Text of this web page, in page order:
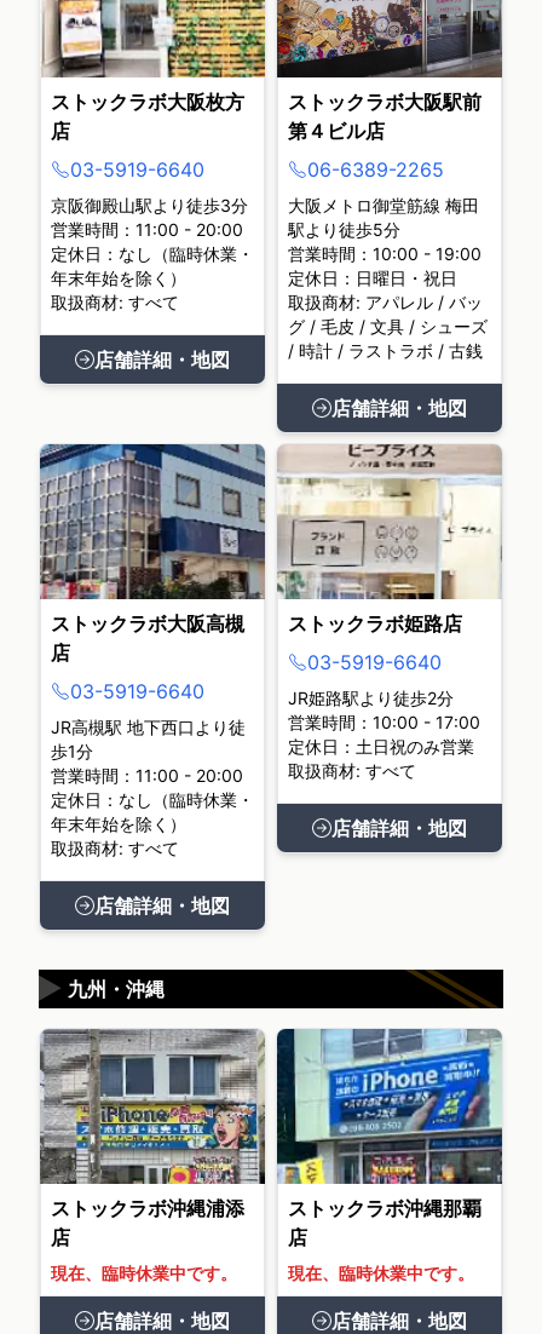
ストックラボ大阪枚方
店
03-5919-6640
京阪御殿山駅より徒歩3分
営業時間：11:00 - 20:00
定休日：なし（臨時休業・
年末年始を除く）
取扱商材: すべて
店舗詳細・地図
ストックラボ大阪駅前
第４ビル店
06-6389-2265
大阪メトロ御堂筋線 梅田
駅より徒歩5分
営業時間：10:00 - 19:00
定休日：日曜日・祝日
取扱商材: アパレル / バッ
グ / 毛皮 / 文具 / シューズ
/ 時計 / ラストラボ / 古銭
店舗詳細・地図
ストックラボ大阪高槻
店
03-5919-6640
JR高槻駅 地下西口より徒
歩1分
営業時間：11:00 - 20:00
定休日：なし（臨時休業・
年末年始を除く）
取扱商材: すべて
店舗詳細・地図
ストックラボ姫路店
03-5919-6640
JR姫路駅より徒歩2分
営業時間：10:00 - 17:00
定休日：土日祝のみ営業
取扱商材: すべて
店舗詳細・地図
九州・沖縄
▶
ストックラボ沖縄浦添
店
現在、臨時休業中です。
店舗詳細・地図
ストックラボ沖縄那覇
店
現在、臨時休業中です。
店舗詳細・地図